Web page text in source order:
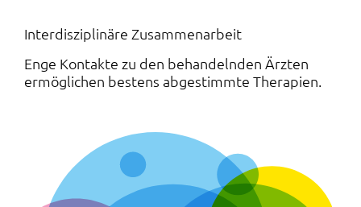
Interdisziplinäre Zusammenarbeit
:Enge Kontakte zu den behandelnden Ärzten
ermöglichen bestens abgestimmte Therapien.